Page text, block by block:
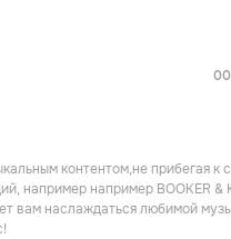
контентом,не прибегая
например например
вам наслаждаться любимой